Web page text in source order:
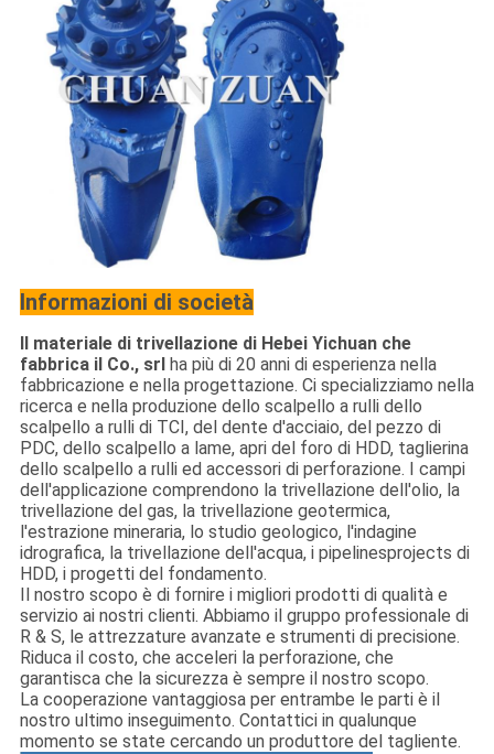
Informazioni di società
Il materiale di trivellazione di Hebei Yichuan che
fabbrica il Co., srl ha più di 20 anni di esperienza nella
fabbricazione e nella progettazione. Ci specializziamo nella
ricerca e nella produzione dello scalpello a rulli dello
scalpello a rulli di TCI, del dente d'acciaio, del pezzo di
PDC, dello scalpello a lame, apri del foro di HDD, taglierina
dello scalpello a rulli ed accessori di perforazione. I campi
dell'applicazione comprendono la trivellazione dell'olio, la
trivellazione del gas, la trivellazione geotermica,
l'estrazione mineraria, lo studio geologico, l'indagine
idrografica, la trivellazione dell'acqua, i pipelinesprojects di
HDD, i progetti del fondamento.
Il nostro scopo è di fornire i migliori prodotti di qualità e
servizio ai nostri clienti. Abbiamo il gruppo professionale di
R & S, le attrezzature avanzate e strumenti di precisione.
Riduca il costo, che acceleri la perforazione, che
garantisca che la sicurezza è sempre il nostro scopo.
La cooperazione vantaggiosa per entrambe le parti è il
nostro ultimo inseguimento. Contattici in qualunque
momento se state cercando un produttore del tagliente.